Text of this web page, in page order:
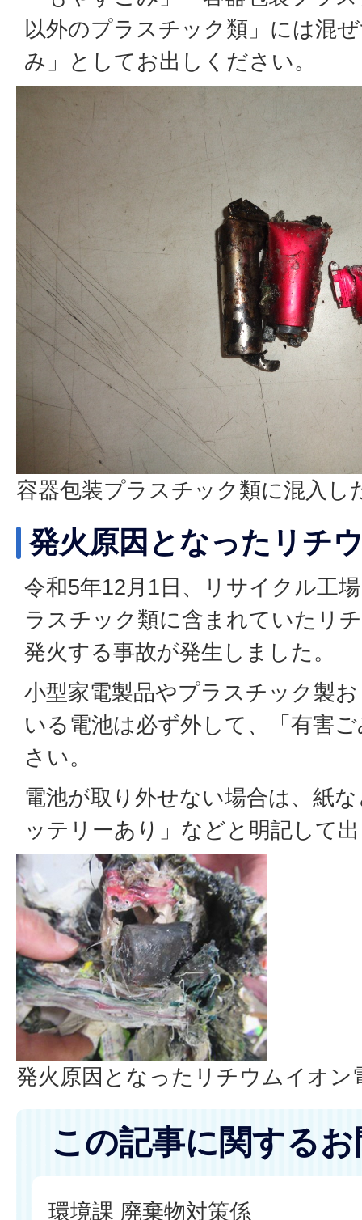
以外のプラスチック類」には混
み」としてお出しください。
容器包装プラスチック類に混入し
発火原因となったリチ
令和5年12月1日、リサイクル工
ラスチック類に含まれていたリ
発火する事故が発生しました。
小型家電製品やプラスチック製
いる電池は必ず外して、「有害
さい。
電池が取り外せない場合は、紙
ッテリーあり」などと明記して
発火原因となったリチウムイオン
この記事に関する
環境課 廃棄物対策係